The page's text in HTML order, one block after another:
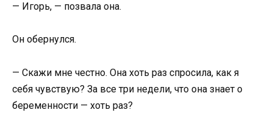
— Игорь, — позвала она.
Он обернулся.
— Скажи мне честно. Она хоть раз спросила, как я
себя чувствую? За все три недели, что она знает о
беременности — хоть раз?